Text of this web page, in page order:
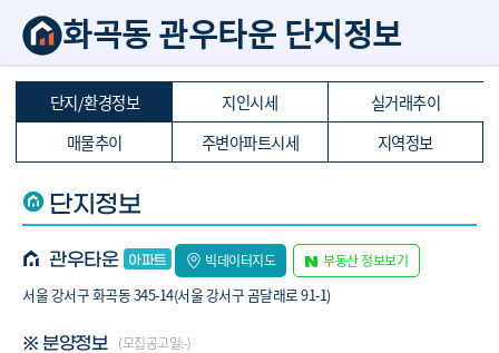
화곡동 관우타운 단지정보
단지/환경정보 지인시세
실거래추이
매물추이
주변아파트시세 지역정보
단지정보
관우타운 빅데이터지도 부동산 정보보기
서울 강서구 화곡동 345-14(서울 강서구 곰달래로 91-1)
※ 분양정보 (모집공고일:-)